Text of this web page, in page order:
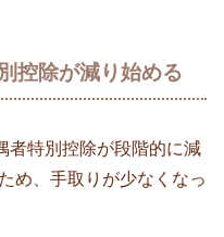
控除が減り始める
者特別控除が段階的に減
め、手取りが少なくなっ